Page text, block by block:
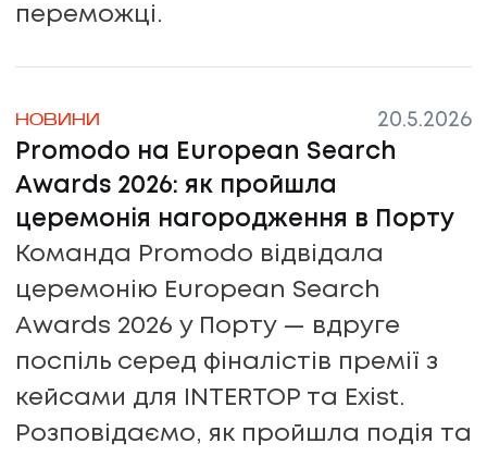
переможці.
НОВИНИ 20.5.2026
Promodo на European Search
Awards 2026: як пройшла
церемонія нагородження в Порту
Команда Promodo відвідала
церемонію European Search
Awards 2026 у Порту — вдруге
поспіль серед фіналістів премії з
кейсами для INTERTOP та Exist.
Розповідаємо, як пройшла подія та